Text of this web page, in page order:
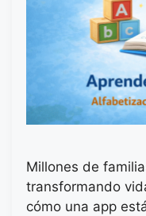
Millones de
transformando
cómo una app